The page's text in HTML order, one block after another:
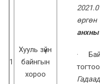
1
Хууль зүйн
байнгын
хороо
анхны
·